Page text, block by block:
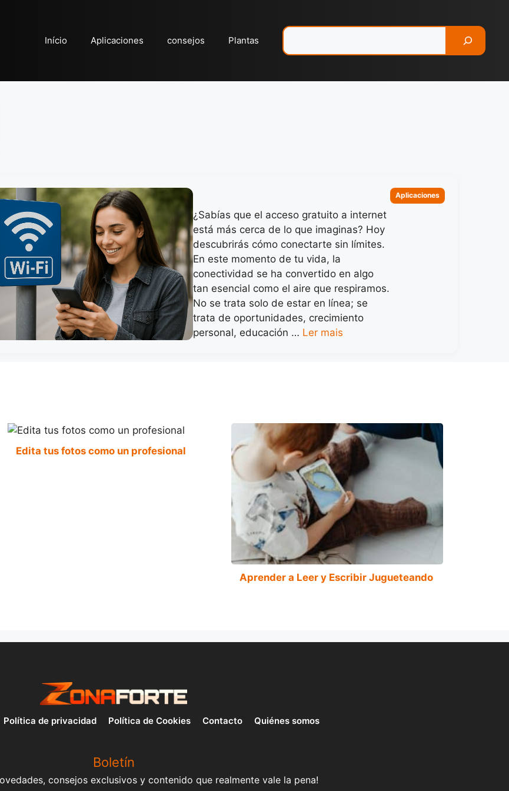
Início Aplicaciones consejos Plantas
¿Sabías que el acceso gratuito a internet
está más cerca de lo que imaginas? Hoy
descubrirás cómo conectarte sin límites.
En este momento de tu vida, la
conectividad se ha convertido en algo
tan esencial como el aire que respiramos.
No se trata solo de estar en línea; se
trata de oportunidades, crecimiento
personal, educación … Ler mais
Categorias
Aplicaciones
Edita tus fotos como un profesional
Aprender a Leer y Escribir Jugueteando
Política de privacidad Política de Cookies Contacto Quiénes somos
Boletín
consejos exclusivos y contenido que realmente vale la pena!